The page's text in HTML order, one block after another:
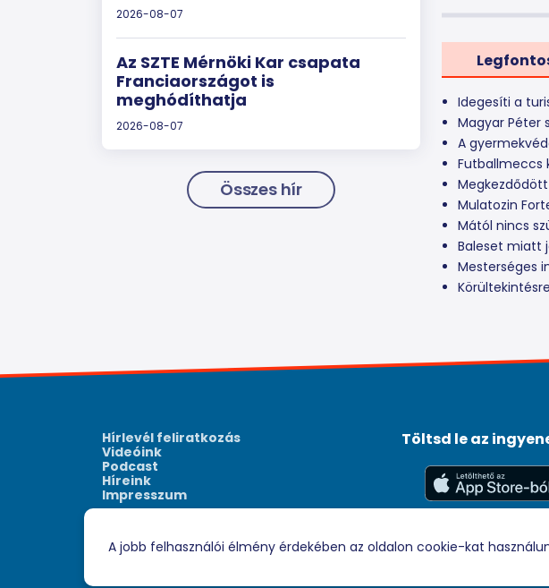
2026-08-07
Az SZTE Mérnöki Kar csapata
Franciaországot is
meghódíthatja
2026-08-07
Összes hír
Idegesíti a
Magyar Péter
A
Futballmeccs
Mulatozin
Mától nincs
Baleset miatt
Mesterséges
Hírlevél feliratkozás
Videóink
Podcast
Híreink
Impresszum
Töltsd le az
A jobb felhasználói élmény érdekében az oldalon cookie-kat